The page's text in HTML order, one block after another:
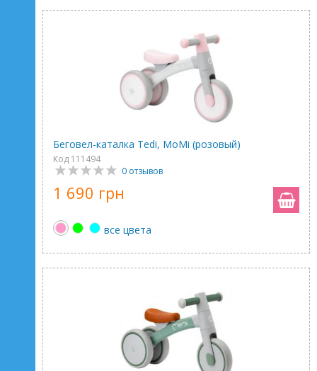
Беговел-каталка Tedi, MoMi (розовый)
Код 111494
0 отзывов
1 690 грн
все цвета